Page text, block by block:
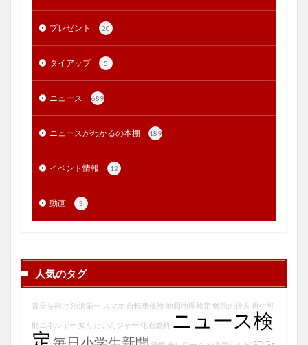
プレゼント 20
タイアップ 5
ニュース 689
ニュースがわかるの本棚 189
イベント情報 12
動画 3
人気のタグ
青天を衝け 渋沢栄一 スマホ 自転車保険 地図地理検定 勉強の仕方 再生可
能エネルギー 知りたいんジャー 化石燃料 ニュース検
定